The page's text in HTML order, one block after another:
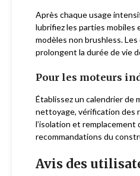
Après chaque usage
lubrifiez les parties mobiles
modèles non brushless.
prolongent la durée de vie
Pour les moteurs
Établissez un calendrier de
nettoyage, vérification des
l’isolation et remplacement
recommandations du
Avis des